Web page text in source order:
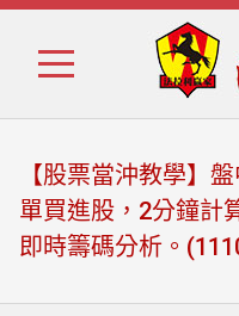
Skip
Skip
【股票當沖教學】
單買進股，2分鐘計
即時籌碼分析。